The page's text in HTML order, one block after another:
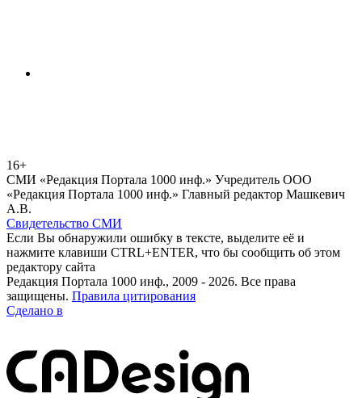
16+
СМИ «Редакция Портала 1000 инф.» Учредитель ООО
«Редакция Портала 1000 инф.» Главный редактор Машкевич
А.В.
Свидетельство СМИ
Если Вы обнаружили ошибку в тексте, выделите её и
нажмите клавиши CTRL+ENTER, что бы сообщить об этом
редактору сайта
Редакция Портала 1000 инф., 2009 - 2026. Все права
защищены. Правила цитирования
Сделано в